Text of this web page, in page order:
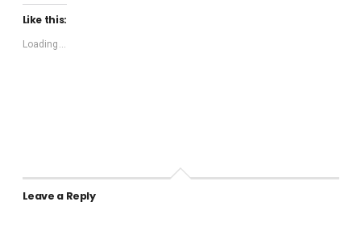
Like this:
Loading...
Leave a Reply